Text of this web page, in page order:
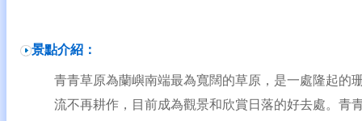
景點介紹：
青青草原為蘭嶼南端最為寬闊的草原，是一處隆起的
流不再耕作，目前成為觀景和欣賞日落的好去處。青